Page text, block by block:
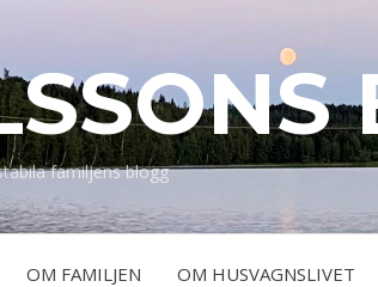
familjens blogg
OM FAMILJEN OM HUSVAGNSLIVET